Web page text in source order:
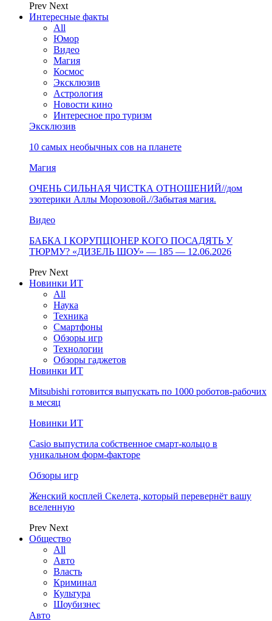
Prev Next
Интересные факты
All
Юмор
Видео
Магия
Космос
Эксклюзив
Астрология
Новости кино
Интересное про туризм
Эксклюзив
10 самых необычных сов на планете
Магия
ОЧЕНЬ СИЛЬНАЯ ЧИСТКА ОТНОШЕНИЙ//дом
эзотерики Аллы Морозовой.//Забытая магия.
Видео
БАБКА І КОРУПЦІОНЕР КОГО ПОСАДЯТЬ У
ТЮРМУ? «ДИЗЕЛЬ ШОУ» — 185 — 12.06.2026
Prev Next
Новинки ИТ
All
Наука
Техника
Смартфоны
Обзоры игр
Технологии
Обзоры гаджетов
Новинки ИТ
Mitsubishi готовится выпускать по 1000 роботов-рабочих
в месяц
Новинки ИТ
Casio выпустила собственное смарт-кольцо в
уникальном форм-факторе
Обзоры игр
Женский косплей Скелета, который перевернёт вашу
вселенную
Prev Next
Общество
All
Авто
Власть
Криминал
Культура
Шоубизнес
Авто